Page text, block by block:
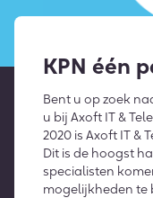
KPN één
Bent u op zoek
u bij Axoft IT &
2020 is Axoft IT &
Dit is de hoogst
specialisten
mogelijkheden te